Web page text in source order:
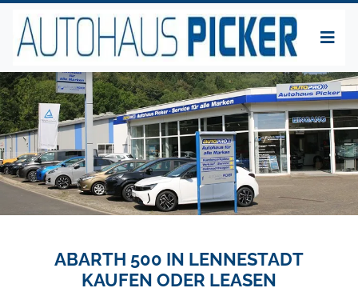
ABARTH 500 IN LENNESTADT
KAUFEN ODER LEASEN